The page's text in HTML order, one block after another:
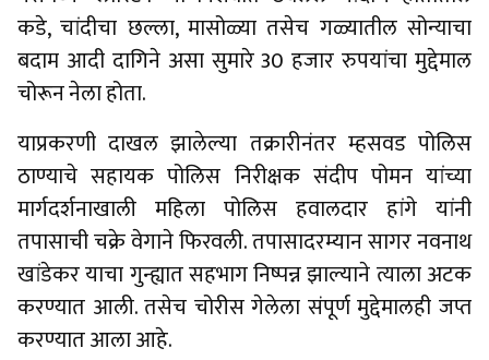
कडे, चांदीचा छल्ला, मासोळ्या तसेच गळ्यातील सोन्याचा
बदाम आदी दागिने असा सुमारे 30 हजार रुपयांचा मुद्देमाल
चोरून नेला होता.
याप्रकरणी दाखल झालेल्या तक्रारीनंतर म्हसवड पोलिस
ठाण्याचे सहायक पोलिस निरीक्षक संदीप पोमन यांच्या
मार्गदर्शनाखाली महिला पोलिस हवालदार हांगे यांनी
तपासाची चक्रे वेगाने फिरवली. तपासादरम्यान सागर नवनाथ
खांडेकर याचा गुन्ह्यात सहभाग निष्पन्न झाल्याने त्याला अटक
करण्यात आली. तसेच चोरीस गेलेला संपूर्ण मुद्देमालही जप्त
करण्यात आला आहे.